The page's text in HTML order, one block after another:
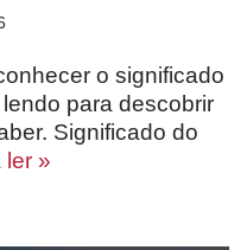
o significado
para descobrir
Significado do
ler »